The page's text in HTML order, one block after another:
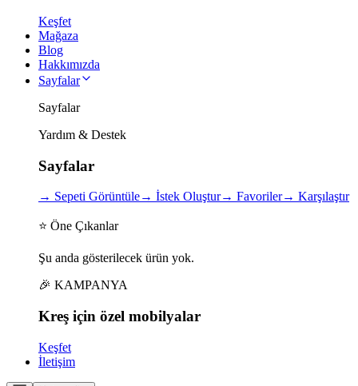
Keşfet
Mağaza
Blog
Hakkımızda
Sayfalar
Sayfalar
Yardım & Destek
Sayfalar
→ Sepeti Görüntüle→ İstek Oluştur→ Favoriler→ Karşılaştır
⭐ Öne Çıkanlar
Şu anda gösterilecek ürün yok.
🎉 KAMPANYA
Kreş için özel mobilyalar
Keşfet
İletişim